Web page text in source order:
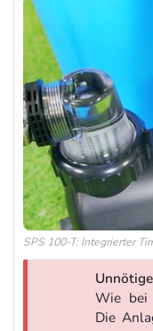
SPS 100-T: Integrierter
Wie bei
Die